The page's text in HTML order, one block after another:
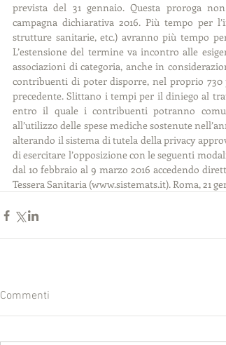
prevista del 31 gennaio. Questa proroga
campagna dichiarativa 2016. Più tempo per
strutture sanitarie, etc.) avranno più tempo
L’estensione del termine va incontro alle
associazioni di categoria, anche in
contribuenti di poter disporre, nel proprio 730
precedente. Slittano i tempi per il diniego al
entro il quale i contribuenti potranno
all’utilizzo delle spese mediche sostenute
alterando il sistema di tutela della privacy
di esercitare l’opposizione con le seguenti
dal 10 febbraio al 9 marzo 2016 accedendo
Tessera Sanitaria (www.sistemats.it). Roma, 21
Commenti